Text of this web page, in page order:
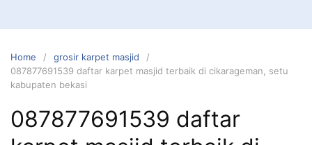
Home
grosir karpet masjid
087877691539 daftar karpet masjid terbaik di cikarageman, setu
kabupaten bekasi
087877691539 daftar